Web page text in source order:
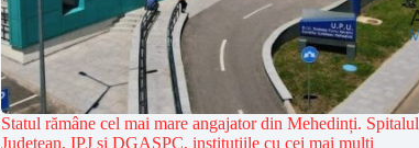
Statul rămâne cel mai mare angajator din Mehedinți. Spitalul
Județean, IPJ și DGASPC, instituțiile cu cei mai mulți